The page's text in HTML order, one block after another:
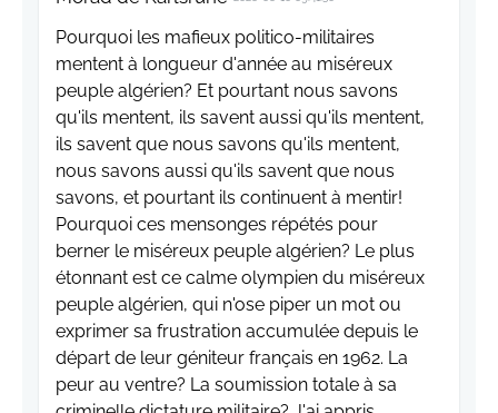
Pourquoi les mafieux politico-militaires
mentent à longueur d'année au miséreux
peuple algérien? Et pourtant nous savons
qu'ils mentent, ils savent aussi qu'ils mentent,
ils savent que nous savons qu'ils mentent,
nous savons aussi qu'ils savent que nous
savons, et pourtant ils continuent à mentir!
Pourquoi ces mensonges répétés pour
berner le miséreux peuple algérien? Le plus
étonnant est ce calme olympien du miséreux
peuple algérien, qui n'ose piper un mot ou
exprimer sa frustration accumulée depuis le
départ de leur géniteur français en 1962. La
peur au ventre? La soumission totale à sa